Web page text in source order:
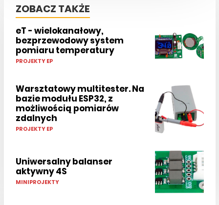
ZOBACZ TAKŻE
eT - wielokanałowy,
bezprzewodowy system
pomiaru temperatury
PROJEKTY EP
Warsztatowy multitester. Na
bazie modułu ESP32, z
możliwością pomiarów
zdalnych
PROJEKTY EP
Uniwersalny balanser
aktywny 4S
MINIPROJEKTY